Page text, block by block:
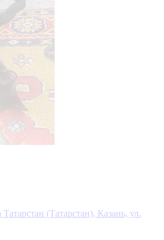
Татарстан (Татарстан), Казань, ул.